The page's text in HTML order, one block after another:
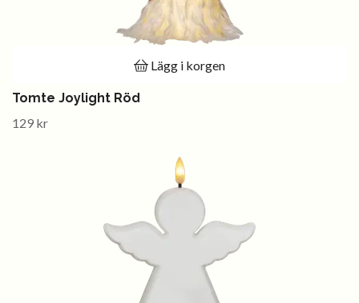
Lägg i korgen
Tomte Joylight Röd
129 kr